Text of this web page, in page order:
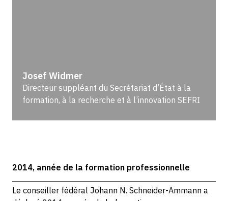
Josef Widmer
Directeur suppléant du Secrétariat d’État à la
formation, à la recherche et à l’innovation SEFRI
2014, année de la formation professionnelle
Le conseiller fédéral Johann N. Schneider-Ammann a